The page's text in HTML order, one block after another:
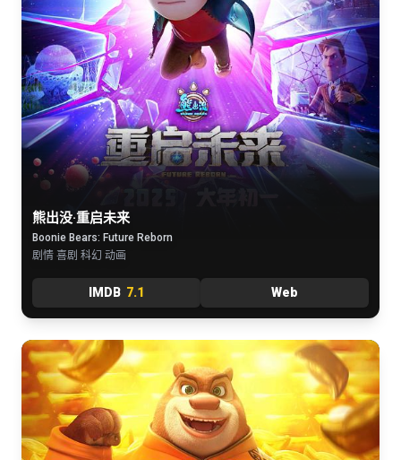
熊出没·重启未来
Boonie Bears: Future Reborn
剧情 喜剧 科幻 动画
IMDB 7.1 Web